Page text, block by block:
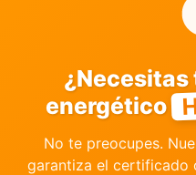
energético
No te preocupes.
garantiza el certificado